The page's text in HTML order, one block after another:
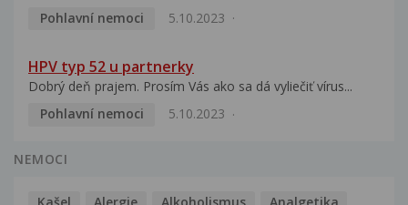
Pohlavní nemoci
5.10.2023
HPV typ 52 u partnerky
Dobrý deň prajem. Prosím Vás ako sa dá vyliečiť vírus...
Pohlavní nemoci
5.10.2023
NEMOCI
Kašel Alergie Alkoholismus
Analgetika